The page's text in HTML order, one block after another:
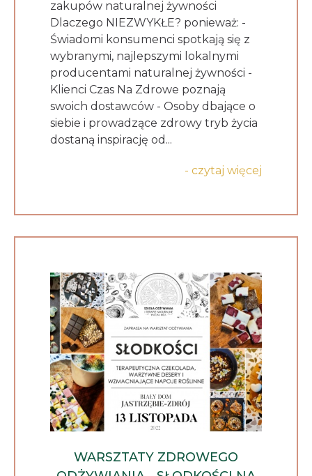
zakupów naturalnej żywności
Dlaczego NIEZWYKŁE? ponieważ: -
Świadomi konsumenci spotkają się z
wybranymi, najlepszymi lokalnymi
producentami naturalnej żywności -
Klienci Czas Na Zdrowe poznają
swoich dostawców - Osoby dbające o
siebie i prowadzące zdrowy tryb życia
dostaną inspirację od...
- czytaj więcej
WARSZTATY ZDROWEGO